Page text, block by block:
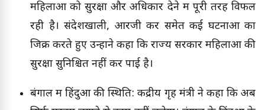
महिलाओं को सुरक्षा और अधिकार देने में पूरी तरह विफल
रही है। संदेशखाली, आरजी कर समेत कई घटनाओं का
जिक्र करते हुए उन्होंने कहा कि राज्य सरकार महिलाओं की
सुरक्षा सुनिश्चित नहीं कर पाई है।
बंगाल में हिंदुओं की स्थिति: केंद्रीय गृह मंत्री ने कहा कि अब